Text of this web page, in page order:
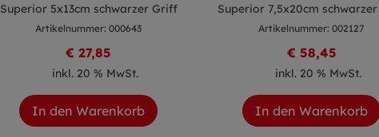
Superior 5x13cm schwarzer Griff
Artikelnummer: 000643
€ 27,85
inkl. 20 % MwSt.
In den Warenkorb
Superior 7,5x20cm
Artikelnummer: 002127
€ 58,45
inkl. 20 % MwSt.
In den Warenkorb